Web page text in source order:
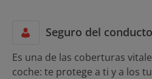
Seguro del
Es una de las coberturas
coche: te protege a ti y a los